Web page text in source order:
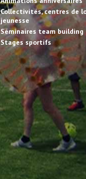
Collectivités, centres de
jeunesse
Séminaires team building
Stages sportifs